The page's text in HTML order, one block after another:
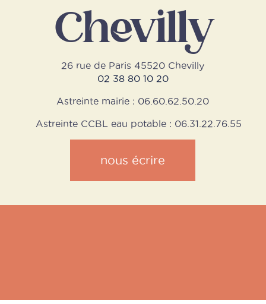
Chevilly
26 rue de Paris 45520 Chevilly
02 38 80 10 20
Astreinte mairie : 06.60.62.50.20
Astreinte CCBL eau potable : 06.31.22.76.55
nous écrire